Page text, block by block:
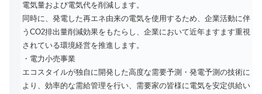
電気量および電気代を削減します。
同時に、発電した再エネ由来の電気を使用するため、企業活動に伴
うCO2排出量削減効果をもたらし、企業において近年ますます重視
されている環境経営を推進します。
・電力小売事業
エコスタイルが独自に開発した高度な需要予測・発電予測の技術に
より、効率的な需給管理を行い、需要家の皆様に電気を安定供給い